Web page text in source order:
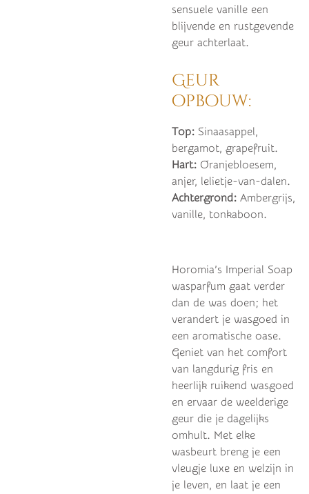
sensuele vanille een
blijvende en rustgevende
geur achterlaat.
Geur
opbouw:
Top: Sinaasappel,
bergamot, grapefruit.
Hart: Oranjebloesem,
anjer, lelietje-van-dalen.
Achtergrond: Ambergrijs,
vanille, tonkaboon.
Horomia’s Imperial Soap
wasparfum gaat verder
dan de was doen; het
verandert je wasgoed in
een aromatische oase.
Geniet van het comfort
van langdurig fris en
heerlijk ruikend wasgoed
en ervaar de weelderige
geur die je dagelijks
omhult. Met elke
wasbeurt breng je een
vleugje luxe en welzijn in
je leven, en laat je een